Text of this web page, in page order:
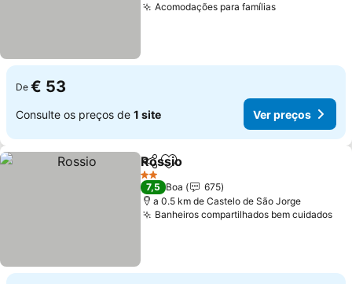
Acomodações para famílias
De € 53
Consulte os preços de 1 site Ver preços
PartilharAdicionar aos favoritos
Rossio
2 Estrelas
7,5 Boa
675
a 0.5 km de Castelo de São Jorge
Banheiros compartilhados bem cuidados